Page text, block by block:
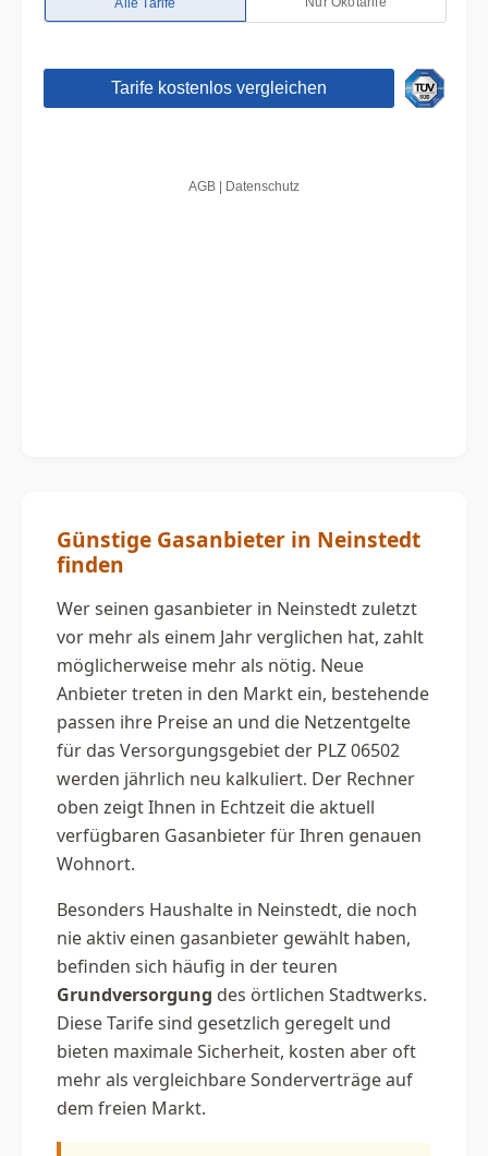
Günstige Gasanbieter in Neinstedt
finden
Wer seinen gasanbieter in Neinstedt zuletzt
vor mehr als einem Jahr verglichen hat, zahlt
möglicherweise mehr als nötig. Neue
Anbieter treten in den Markt ein, bestehende
passen ihre Preise an und die Netzentgelte
für das Versorgungsgebiet der PLZ 06502
werden jährlich neu kalkuliert. Der Rechner
oben zeigt Ihnen in Echtzeit die aktuell
verfügbaren Gasanbieter für Ihren genauen
Wohnort.
Besonders Haushalte in Neinstedt, die noch
nie aktiv einen gasanbieter gewählt haben,
befinden sich häufig in der teuren
Grundversorgung des örtlichen Stadtwerks.
Diese Tarife sind gesetzlich geregelt und
bieten maximale Sicherheit, kosten aber oft
mehr als vergleichbare Sonderverträge auf
dem freien Markt.